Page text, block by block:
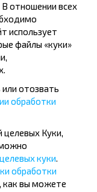
Пуща
отношении всех
использует
файлы «куки»
отозвать
обработки
целевых Куки,
куки.
обработки
как вы можете